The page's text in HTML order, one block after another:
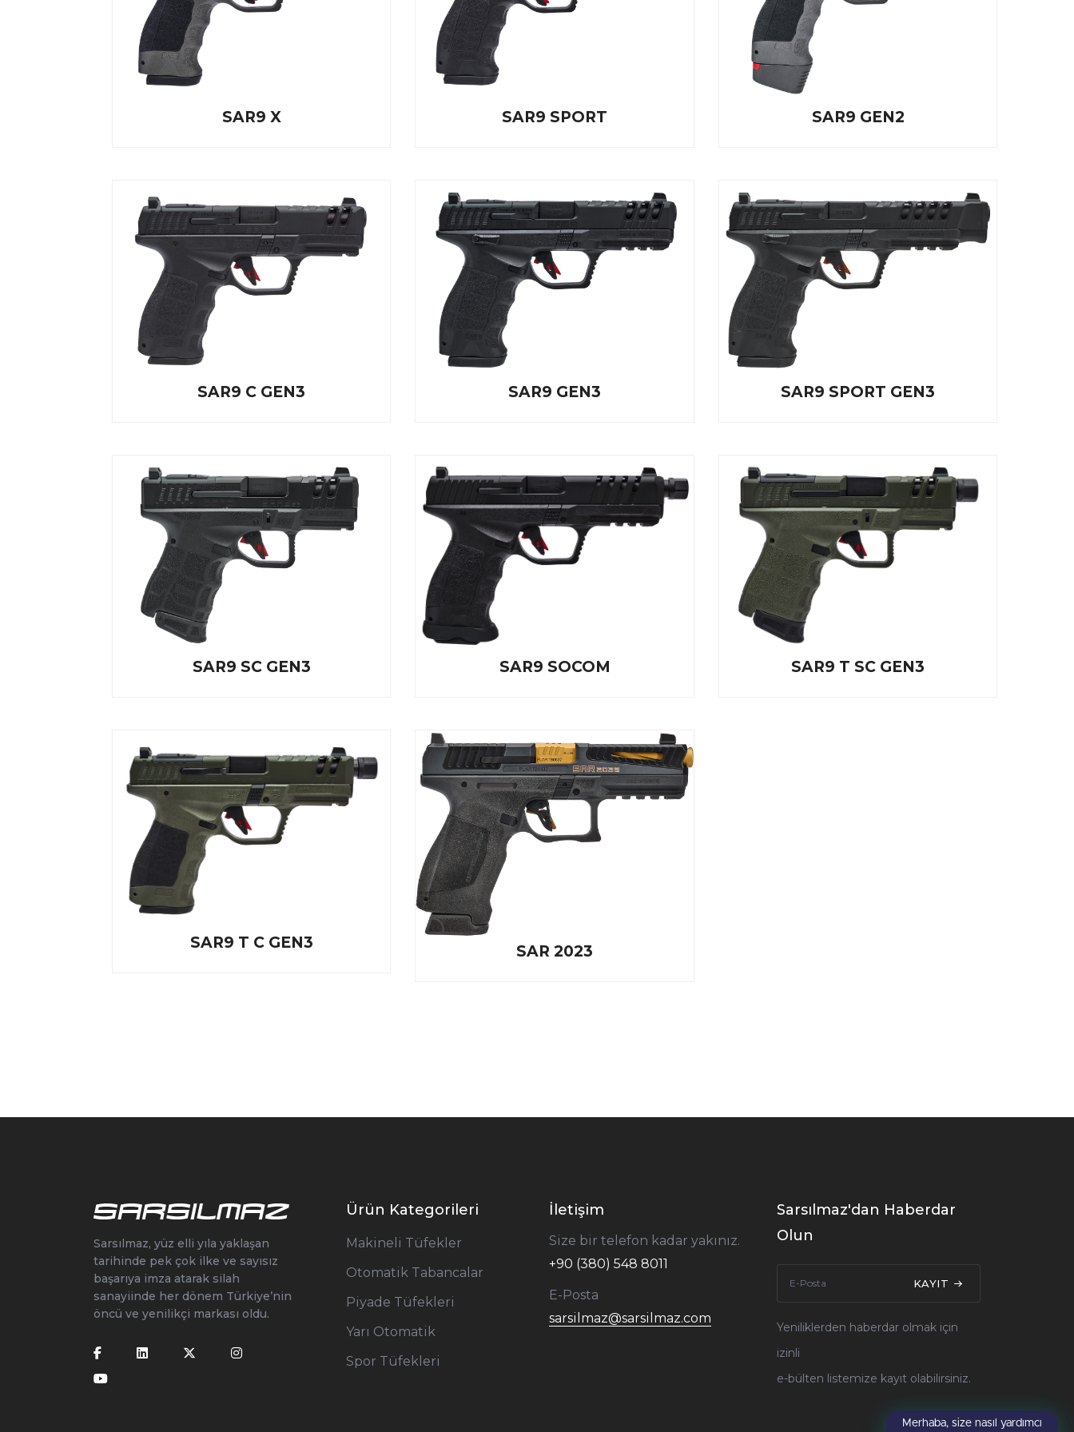
SAR9 X SAR9 SPORT SAR9 GEN2
SAR9 C GEN3 SAR9 GEN3 SAR9 SPORT GEN3
SAR9 SC GEN3 SAR9 SOCOM SAR9 T SC GEN3
SAR9 T C GEN3 SAR 2023
Sarsılmaz, yüz elli yıla yaklaşan
tarihinde pek çok ilke ve sayısız
başarıya imza atarak silah
sanayiinde her dönem Türkiye’nin
öncü ve yenilikçi markası oldu.
Ürün Kategorileri
Makineli Tüfekler
Otomatik Tabancalar
Piyade Tüfekleri
Yarı Otomatik
Spor Tüfekleri
İletişim
Size bir telefon kadar yakınız.
+90 (380) 548 8011
E-Posta
sarsilmaz@sarsilmaz.com
Sarsılmaz'dan Haberdar
Olun
KAYIT
Yeniliklerden haberdar olmak için
izinli
e-bülten listemize kayıt olabilirsiniz.
Merhaba, size nasıl yardımcı